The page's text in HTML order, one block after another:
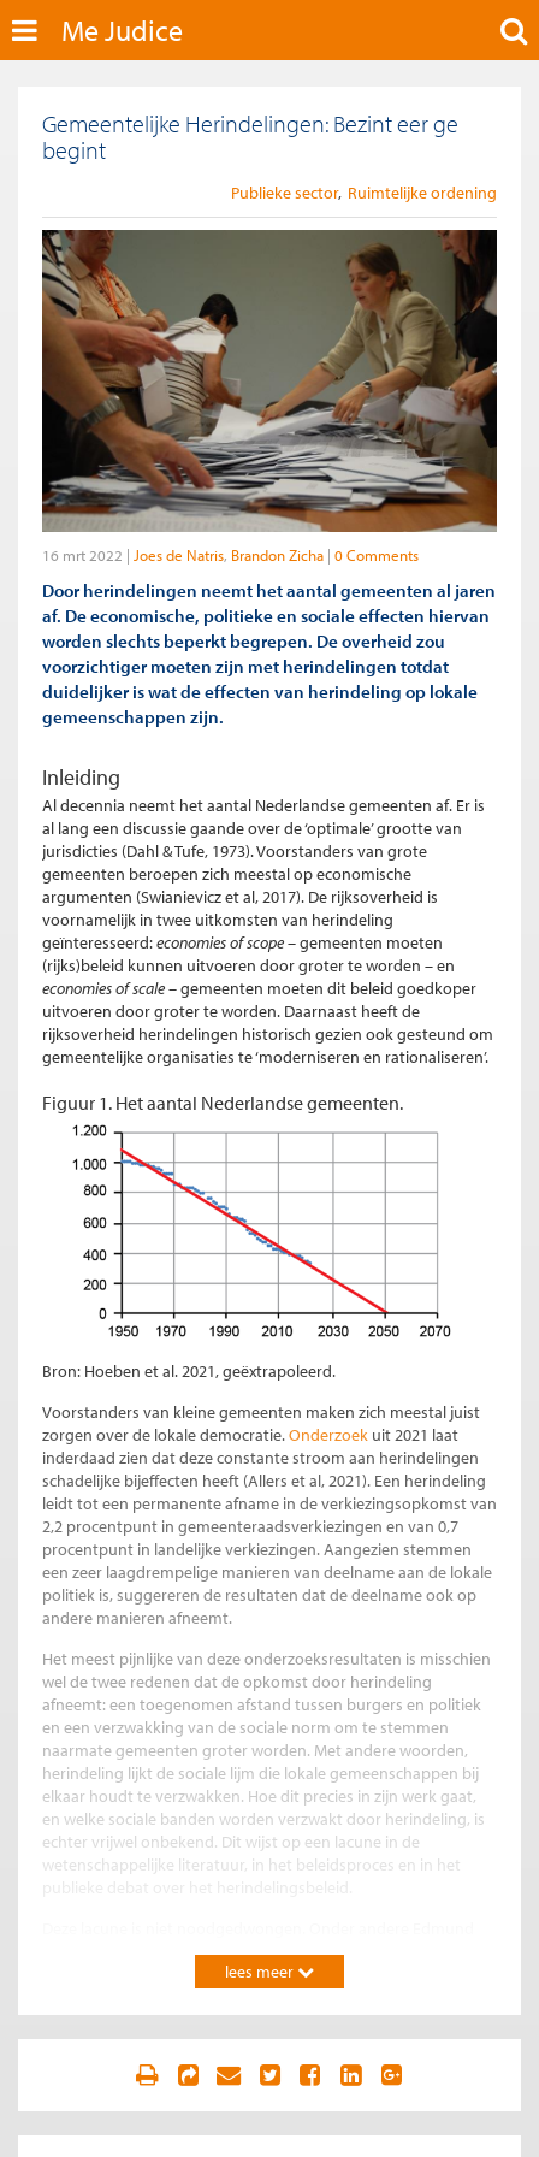
Me Judice
Gemeentelijke Herindelingen: Bezint eer ge
begint
Publieke sector Ruimtelijke ordening
16 mrt 2022 Joes de Natris Brandon Zicha 0 Comments
Door herindelingen neemt het aantal gemeenten al jaren
af. De economische, politieke en sociale effecten hiervan
worden slechts beperkt begrepen. De overheid zou
voorzichtiger moeten zijn met herindelingen totdat
duidelijker is wat de effecten van herindeling op lokale
gemeenschappen zijn.
Inleiding
Al decennia neemt het aantal Nederlandse gemeenten af. Er is
al lang een discussie gaande over de ‘optimale’ grootte van
jurisdicties (Dahl & Tufe, 1973). Voorstanders van grote
gemeenten beroepen zich meestal op economische
argumenten (Swianievicz et al, 2017). De rijksoverheid is
voornamelijk in twee uitkomsten van herindeling
geïnteresseerd:economies of scope –gemeenten moeten
(rijks)beleid kunnen uitvoeren door groter te worden –en
economies of scale –gemeenten moeten dit beleid goedkoper
uitvoeren door groter te worden. Daarnaast heeft de
rijksoverheid herindelingen historisch gezien ook gesteund om
gemeentelijke organisaties te ‘moderniseren en rationaliseren’.
Figuur 1. Het aantal Nederlandse gemeenten.
Bron: Hoeben et al. 2021, geëxtrapoleerd.
Voorstanders van kleine gemeenten maken zich meestal juist
zorgen over de lokale democratie.Onderzoek uit 2021 laat
inderdaad zien dat deze constante stroom aan herindelingen
schadelijke bijeffecten heeft (Allers et al, 2021). Een herindeling
leidt tot een permanente afname in de verkiezingsopkomst van
2,2 procentpunt in gemeenteraadsverkiezingen en van 0,7
procentpunt in landelijke verkiezingen. Aangezien stemmen
een zeer laagdrempelige manieren van deelname aan de lokale
politiek is, suggereren de resultaten dat de deelname ook op
andere manieren afneemt.
Het meest pijnlijke van deze onderzoeksresultaten is misschien
wel de twee redenen dat de opkomst door herindeling
afneemt: een toegenomen afstand tussen burgers en politiek
en een verzwakking van de sociale norm om te stemmen
naarmate gemeenten groter worden. Met andere woorden,
herindeling lijkt de sociale lijm die lokale gemeenschappen bij
elkaar houdt te verzwakken. Hoe dit precies in zijn werk gaat,
en welke sociale banden worden verzwakt door herindeling, is
echter vrijwel onbekend. Dit wijst op een lacune in de
wetenschappelijke literatuur, in het beleidsproces en in het
Burke’s (1790) werk representeert een andere manier van kijken
naar hoe lokale overheden zich verhouden tot hun burgers en
voor hem af van lokale factoren waar een centraal bestuur
waarschijnlijk geen weet van heeft, laat staan de juiste prikkels
om er rekening mee te houden. In Burke’s visie is het lokale
bestuur een inherent onderdeel van bestaande lokale
gemeenschappen, en niet slechts een dienstverlener die zo
efficiënt mogelijk moet produceren. Lokale voorkeuren kunnen
lees meer